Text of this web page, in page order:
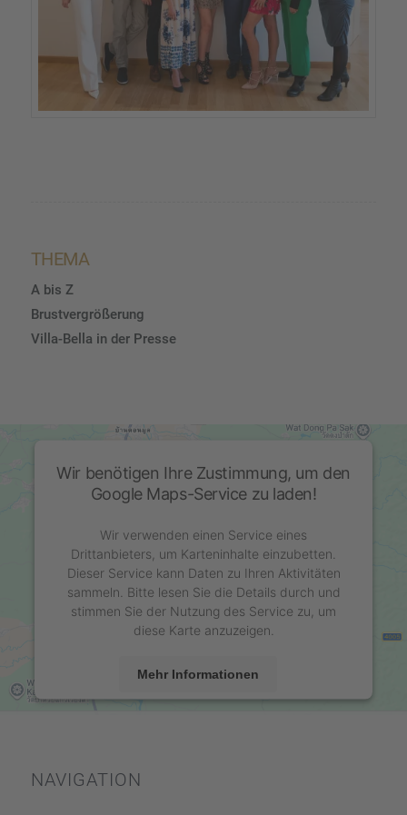
THEMA
A bis Z
Brustvergrößerung
Villa-Bella in der Presse
Wir benötigen Ihre Zustimmung, um den
Google Maps-Service zu laden!
Wir verwenden einen Service eines
Drittanbieters, um Karteninhalte einzubetten.
Dieser Service kann Daten zu Ihren Aktivitäten
sammeln. Bitte lesen Sie die Details durch und
stimmen Sie der Nutzung des Service zu, um
diese Karte anzuzeigen.
Mehr Informationen
NAVIGA­TION